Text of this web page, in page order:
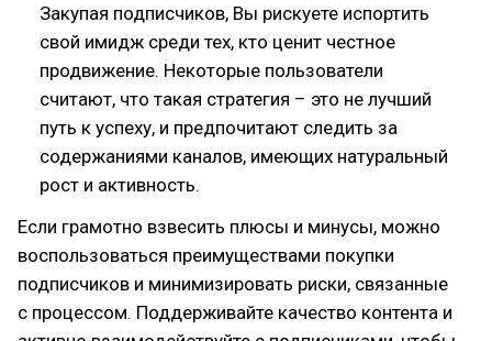
Закупая подписчиков, Вы рискуете испортить
свой имидж среди тех, кто ценит честное
продвижение. Некоторые пользователи
считают, что такая стратегия – это не лучший
путь к успеху, и предпочитают следить за
содержаниями каналов, имеющих натуральный
рост и активность.
Если грамотно взвесить плюсы и минусы, можно
воспользоваться преимуществами покупки
подписчиков и минимизировать риски, связанные
с процессом. Поддерживайте качество контента и